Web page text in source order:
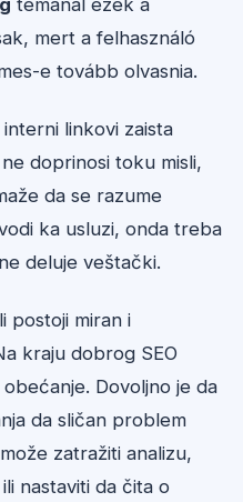
témánál ezek a
mert a felhasználó
e tovább olvasnia.
linkovi zaista
doprinosi toku misli,
da se razume
ka usluzi, onda treba
deluje veštački.
postoji miran i
kraju dobrog SEO
Dovoljno je da
da sličan problem
zatražiti analizu,
nastaviti da čita o